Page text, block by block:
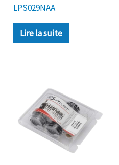
LPS029NAA
Lire la suite